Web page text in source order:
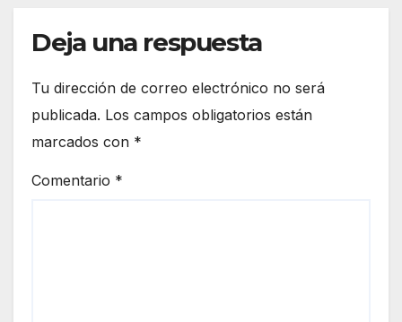
Deja una respuesta
Tu dirección de correo electrónico no será
publicada. Los campos obligatorios están
marcados con *
Comentario *